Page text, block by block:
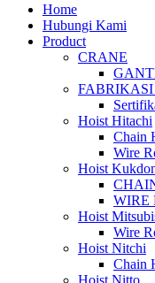
Home
Hubungi Kami
Product
CRANE
Hoist Hitachi
Chain
Wire
Hoist
WIRE
Hoist
Wire
Hoist Nitchi
Chain
Hoist Nitto